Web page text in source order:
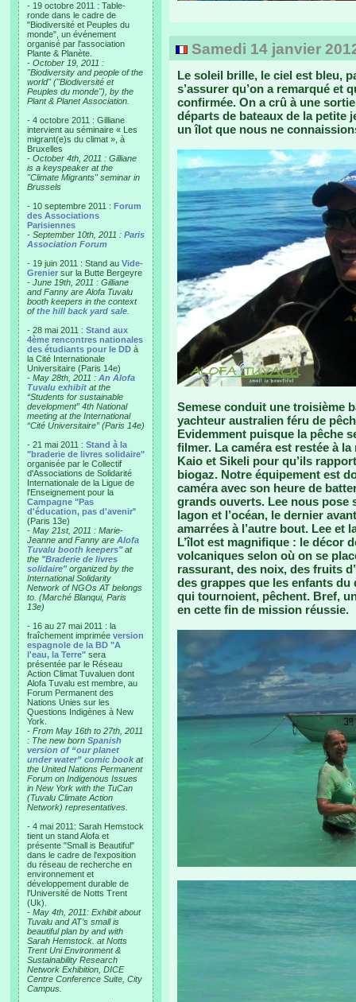
- 19 octobre 2011 : Table-
ronde dans le cadre de
"Biodiversité et Peuples du
monde", un événement
organisé par l'association
Plante & Planète.
- October 19, 2011 :
"Biodiversity and people of the
world" ("Biodiversité et
Peuples du monde"), by the
Plant & Planet Association.
- 4 octobre 2011 : Gilliane
intervient au séminaire « Les
migrant(e)s du climat », à
Bruxelles
- October 4th, 2011 : Gilliane
is a keyspeaker at the
"Climate Migrants" seminar in
Brussels
- 10 septembre 2011 : Forum
des Associations
Parisiennes
- September 10th, 2011 : Paris
Association Forum
- 19 juin 2011 : Stand au Vide-
Grenier sur la Butte Bergeyre
- June 19th, 2011 : Gilliane
and Fanny are Alofa Tuvalu
booth keepers in the context
ofthe hill back yard sale
- 28 mai 2011 : Stand aux
4ème rencontres nationales
des étudiants pour le DD à
la Cité Internationale
Universitaire (Paris 14e)
- May 28th, 2011 : An Alofa
Tuvalu exhibit at the
“Students for sustainable
development” 4th National
meeting at the International
“Cité Universitaire” (Paris 14e)
- 21 mai 2011 : Stand à la
"braderie de livres solidaire"
organisée par le Collectif
d'Associations de Solidarité
Internationale de la Ligue de
l'Enseignement pour la
Campagne "Pas
d'éducation, pas d'avenir"
(Paris 13e)
- May 21st, 2011 : Marie-
Jeanne and Fanny are Alofa
Tuvalu booth keepers"at
the "Braderie de livres
solidaire"organized by the
International Solidarity
Network of NGOs AT belongs
to. (Marché Blanqui, Paris
13e)
- 16 au 27 mai 2011 : la
fraîchement imprimée version
espagnole de la BD "A
l'eau, la Terre" sera
présentée par le Réseau
Action Climat Tuvaluen dont
Alofa Tuvalu est membre, au
Forum Permanent des
Nations Unies sur les
Questions Indigènes à New
York.
- From May 16th to 27th, 2011
: The new born Spanish
version of “our planet
under water” comic book at
the United Nations Permanent
Forum on Indigenous Issues
in New York with the TuCan
(Tuvalu Climate Action
Network) representatives.
- 4 mai 2011: Sarah Hemstock
tient un stand Alofa et
présente "Small is Beautiful"
dans le cadre de l'exposition
du réseau de recherche en
environnement et
développement durable de
l'Université de Notts Trent
(Uk).
- May 4th, 2011: Exhibit about
Tuvalu and AT’s small is
beautiful plan by and with
Sarah Hemstock. at Notts
Trent Uni Environment &
Sustainability Research
Network Exhibition, DICE
Centre Conference Suite, City
Campus.
Samedi 14 janvier
Le soleil brille, le ciel est bleu,
s’assurer qu’on a remarqué et
confirmée. On a crû à une
départs de bateaux de la petite
un îlot que nous ne
Semese conduit une troisième
yachteur australien féru de
Evidemment puisque la pêche
filmer. La caméra est restée à
Kaio et Sikeli pour qu’ils
biogaz. Notre équipement est
caméra avec son heure de
grands ouverts. Lee nous pose
lagon et l’océan, le dernier
amarrées à l’autre bout. Lee et
L’îlot est magnifique : le décor
volcaniques selon où on se
rassurant, des noix, des fruits
des grappes que les enfants
qui tournoient, pêchent. Bref,
en cette fin de mission réussie.